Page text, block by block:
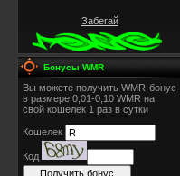
Забегай
Бонусы WMR
Вы можете получить WMR-бонус
в размере 0,01-0,10 WMR на
свой кошелек 1 раз в сутки
Кошелек
Код